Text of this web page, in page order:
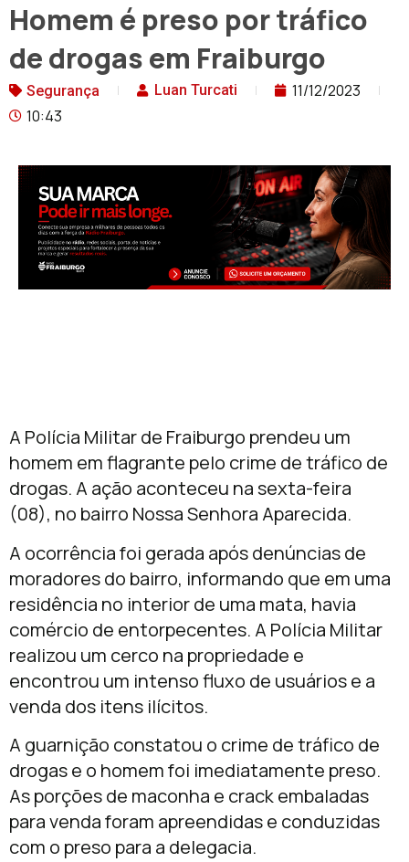
Homem é preso por tráfico
de drogas em Fraiburgo
Segurança Luan Turcati
11/12/2023
10:43
A Polícia Militar de Fraiburgo prendeu um
homem em flagrante pelo crime de tráfico de
drogas. A ação aconteceu na sexta-feira
(08), no bairro Nossa Senhora Aparecida.
A ocorrência foi gerada após denúncias de
moradores do bairro, informando que em uma
residência no interior de uma mata, havia
comércio de entorpecentes. A Polícia Militar
realizou um cerco na propriedade e
encontrou um intenso fluxo de usuários e a
venda dos itens ilícitos.
A guarnição constatou o crime de tráfico de
drogas e o homem foi imediatamente preso.
As porções de maconha e crack embaladas
para venda foram apreendidas e conduzidas
com o preso para a delegacia.